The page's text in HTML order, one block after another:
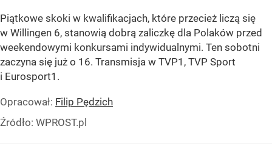
Piątkowe skoki w kwalifikacjach, które przecież liczą się
w Willingen 6, stanowią dobrą zaliczkę dla Polaków przed
weekendowymi konkursami indywidualnymi. Ten sobotni
zaczyna się już o 16. Transmisja w TVP1, TVP Sport
i Eurosport1.
Opracował: Filip Pędzich
Źródło: WPROST.pl